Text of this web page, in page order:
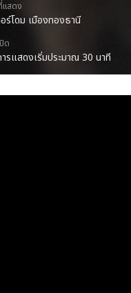
แสดง
ร์โดม เมืองทองธานี
ด
รแสดงเริ่มประมาณ 30 นาที